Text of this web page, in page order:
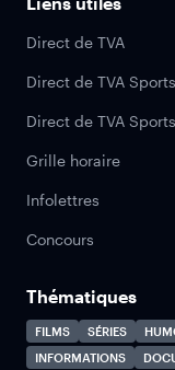
Direct de TVA
Direct de TVA Sports
Direct de TVA
Grille horaire
Infolettres
Concours
Thématiques
FILMS SÉRIES
INFORMATIONS